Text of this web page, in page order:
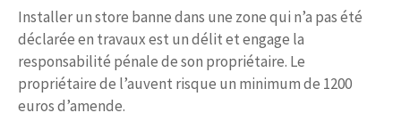
Installer un store banne dans une zone qui n’a pas été
déclarée en travaux est un délit et engage la
responsabilité pénale de son propriétaire. Le
propriétaire de l’auvent risque un minimum de 1200
euros d’amende.